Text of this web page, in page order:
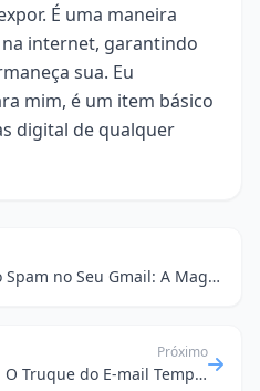
É uma maneira
internet, garantindo
sua. Eu
mim, é um item básico
digital de qualquer
Airdrops, DeFi e o Fim do Spam no Seu Gmail: A Magia do E-mail Temporário
Próximo
Sua Caixa de Entrada Zero: O Truque do E-mail Temporário para Viver em Paz Digital